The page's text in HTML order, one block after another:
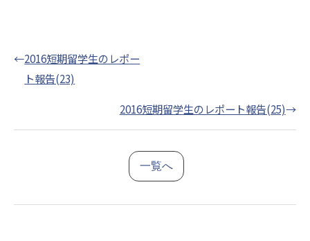
←2016短期留学生のレポー
ト報告(23)
2016短期留学生のレポート報告(25)→
一覧へ